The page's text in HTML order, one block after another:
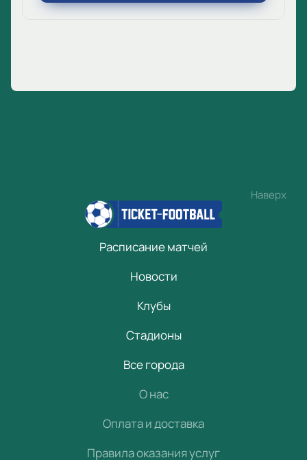
Наверх
Расписание матчей
Новости
Клубы
Стадионы
Все города
О нас
Оплата и доставка
Правила оказания услуг